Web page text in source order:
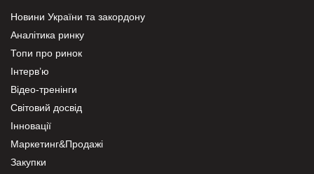
Новини України та закордону
Аналітика ринку
Топи про ринок
Інтерв’ю
Відео-тренінги
Світовий досвід
Інновації
Маркетинг&Продажі
Закупки